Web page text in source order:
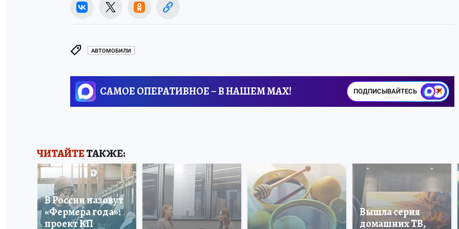
АВТОМОБИЛИ
САМОЕ ОПЕРАТИВНОЕ – В НАШЕМ MAX! ПОДПИСЫВАЙТЕСЬ
ЧИТАЙТЕТАКЖЕ:
В России назовут
«Фермера года»:
проект КП
Вышла серия
домашних ТВ,